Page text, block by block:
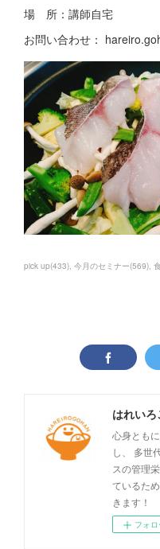
場 所：講師自宅
お問い合わせ：
pick up(433) 今月のセミナー(569)
はれい
心身とも
し、 多世
スの管理
ているた
きます！
フォロ